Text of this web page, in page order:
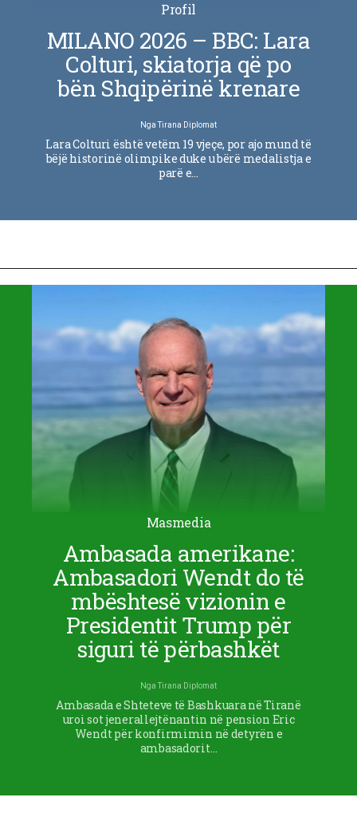
Profil
MILANO 2026 – BBC: Lara
Colturi, skiatorja që po
bën Shqipërinë krenare
NgaTirana Diplomat
Lara Colturi është vetëm 19 vjeçe, por ajo mund të
bëjë historinë olimpike duke u bërë medalistja e
parë e…
Masmedia
Ambasada amerikane:
Ambasadori Wendt do të
mbështesë vizionin e
Presidentit Trump për
siguri të përbashkët
NgaTirana Diplomat
Ambasada e Shteteve të Bashkuara në Tiranë
uroi sot jenerallejtënantin në pension Eric
Wendt për konfirmimin në detyrën e
ambasadorit…